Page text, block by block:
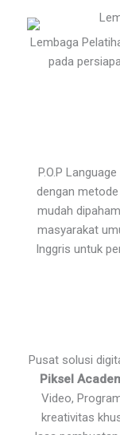
Lembaga
pada
P.O.P
dengan
mudah
masyarakat
Inggris untuk
Pusat solusi
Piksel
Video,
kreativitas